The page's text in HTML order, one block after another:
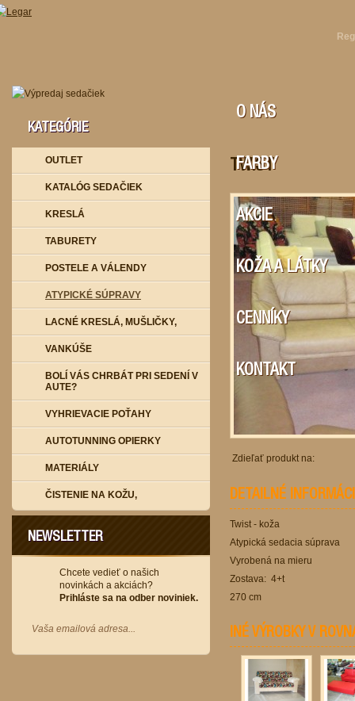
O NÁS
FARBY
AKCIE
KOŽA A LÁTKY
CENNÍKY
KONTAKT
KATEGÓRIE
OUTLET
KATALÓG SEDAČIEK
KRESLÁ
TABURETY
POSTELE A VÁLENDY
ATYPICKÉ SÚPRAVY
LACNÉ KRESLÁ, MUŠLIČKY,
VANKÚŠE
BOLÍ VÁS CHRBÁT PRI SEDENÍ V
AUTE?
VYHRIEVACIE POŤAHY
AUTOTUNNING OPIERKY
MATERIÁLY
ČISTENIE NA KOŽU,
NEWSLETTER
Chcete vedieť o našich
novinkách a akciách?
Prihláste sa na odber noviniek.
TWIST
Zdieľať produkt na:
DETAILNÉ
Twist - koža
Atypická sedacia súprava
Vyrobená na mieru
Zostava: 4+t
270 cm
INÉ VÝROBKY V